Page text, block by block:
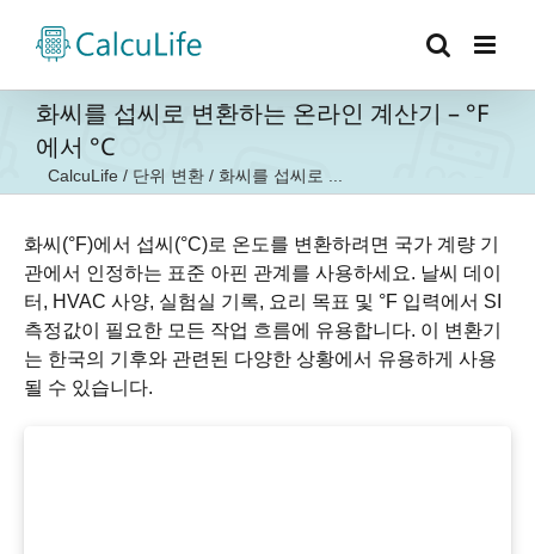
화씨를 섭씨로 변환하는 온라인 계산기 – °F
에서 °C
CalcuLife / 단위 변환 / 화씨를 섭씨로 ...
화씨(°F)에서 섭씨(°C)로 온도를 변환하려면 국가 계량 기
관에서 인정하는 표준 아핀 관계를 사용하세요. 날씨 데이
터, HVAC 사양, 실험실 기록, 요리 목표 및 °F 입력에서 SI
측정값이 필요한 모든 작업 흐름에 유용합니다. 이 변환기
는 한국의 기후와 관련된 다양한 상황에서 유용하게 사용
될 수 있습니다.